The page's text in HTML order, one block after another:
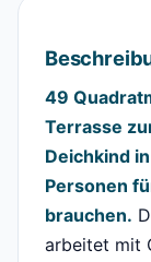
49
Terrasse
Deichkind in
Personen
brauchen.
arbeitet mit